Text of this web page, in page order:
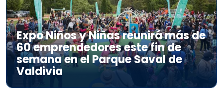
Expo Niños y Niñas reunirá más de
60 emprendedores este fin de
semana en el Parque Saval de
Valdivia